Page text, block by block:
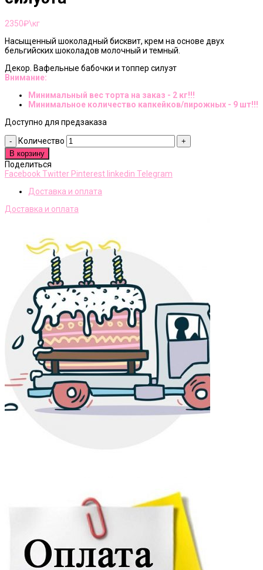
2350₽\кг
Насыщенный шоколадный бисквит, крем на основе двух
бельгийских шоколадов молочный и темный.
Декор. Вафельные бабочки и топпер силуэт
Внимание:
Минимальный вес торта на заказ - 2 кг!!!
Минимальное количество капкейков/пирожных - 9 шт!!!
Доступно для предзаказа
Количество
В корзину
Поделиться
Facebook Twitter Pinterest linkedin Telegram
Доставка и оплата
Доставка и оплата